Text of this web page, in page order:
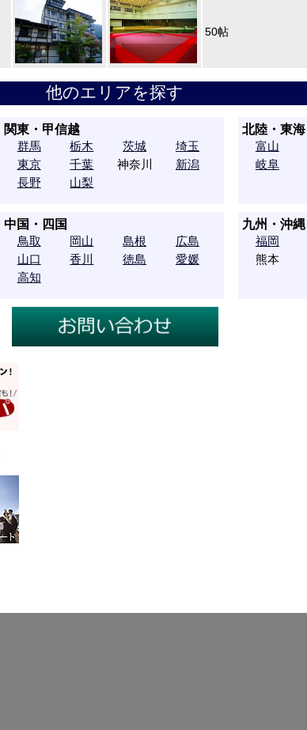
50帖
他のエリアを探す
関東・甲信越
群馬 栃木 茨城
埼玉
東京
千葉 神奈川
新潟
長野
山梨
北陸・東海
富山
岐阜
中国・四国
鳥取 岡山 島根
広島
山口
香川 徳島
愛媛
高知
九州・沖縄
福岡
熊本